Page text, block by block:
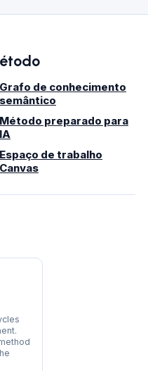
Grafo de conhecimento
semântico
Método preparado para
IA
Espaço de trabalho
Canvas